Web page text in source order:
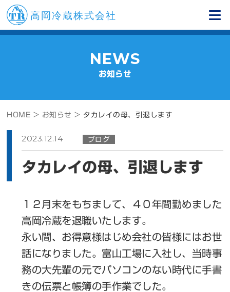
NEWS
お知らせ
HOME > お知らせ > タカレイの母、引退します
2023.12.14 ブログ
タカレイの母、引退します
１２月末をもちまして、４０年間勤めました
高岡冷蔵を退職いたします。
永い間、お得意様はじめ会社の皆様にはお世
話になりました。富山工場に入社し、当時事
務の大先輩の元でパソコンのない時代に手書
きの伝票と帳簿の手作業でした。